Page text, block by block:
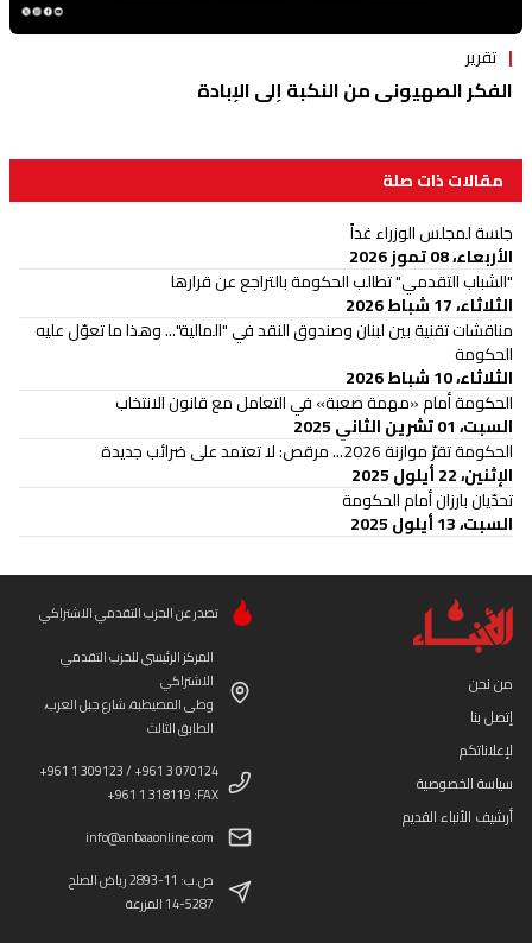
تقرير
الفكر الصهيوني من النكبة إلى الإبادة
مقالات ذات صلة
جلسة لمجلس الوزراء غداً
الأربعاء، 08 تموز 2026
"الشباب التقدمي" تطالب الحكومة بالتراجع عن قرارها
الثلاثاء، 17 شباط 2026
مناقشات تقنية بين لبنان وصندوق النقد في "المالية"... وهذا ما تعوّل عليه
الحكومة
الثلاثاء، 10 شباط 2026
الحكومة أمام «مهمة صعبة» في التعامل مع قانون الانتخاب
السبت، 01 تشرين الثاني 2025
الحكومة تقرّ موازنة 2026... مرقص: لا تعتمد على ضرائب جديدة
الإثنين، 22 أيلول 2025
تحدّيان بارزان أمام الحكومة
السبت، 13 أيلول 2025
من نحن
إتصل بنا
لإعلاناتكم
سياسة الخصوصية
أرشيف الأنباء القديم
تصدر عن الحزب التقدمي الاشتراكي
المركز الرئيسي للحزب التقدمي
الاشتراكي
وطى المصيطبة، شارع جبل العرب،
الطابق الثالث
+961 1 309123 / +961 3 070124
+961 1 318119 :FAX
info@anbaaonline.com
ص.ب: 11-2893 رياض الصلح
14-5287 المزرعة